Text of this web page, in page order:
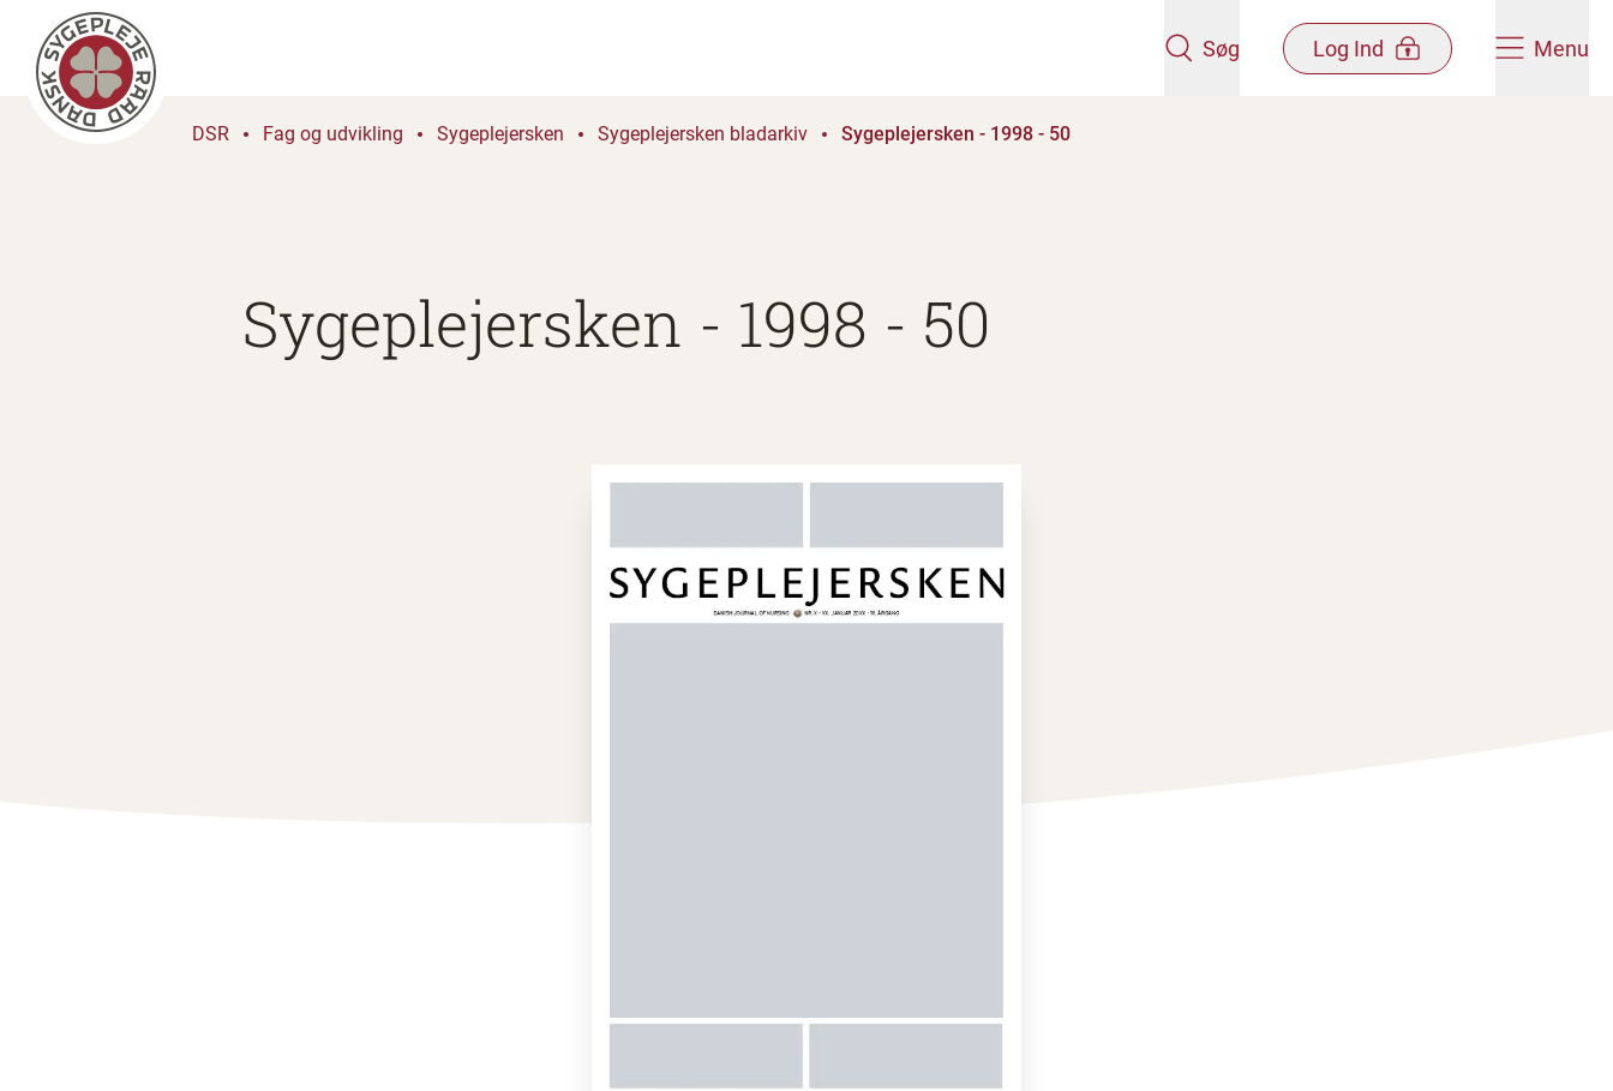
Søg Log Ind Menu
DSR Fag og udvikling Sygeplejersken Sygeplejersken bladarkiv Sygeplejersken - 1998 - 50
Sygeplejersken - 1998 - 50